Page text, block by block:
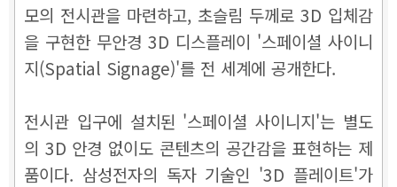
모의 전시관을 마련하고, 초슬림 두께로 3D 입체감
을 구현한 무안경 3D 디스플레이 '스페이셜 사이니
지(Spatial Signage)'를 전 세계에 공개한다.
전시관 입구에 설치된 '스페이셜 사이니지'는 별도
의 3D 안경 없이도 콘텐츠의 공간감을 표현하는 제
품이다. 삼성전자의 독자 기술인 '3D 플레이트'가